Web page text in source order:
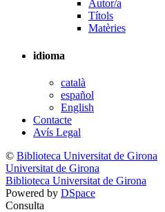
Autor/a
Títols
Matèries
idioma
català
español
English
Contacte
Avís Legal
© Biblioteca Universitat de Girona
Universitat de Girona
Biblioteca Universitat de Girona
Powered by DSpace
Consulta